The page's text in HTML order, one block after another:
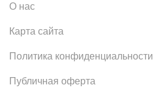
О нас
Карта сайта
Политика конфиденциальности
Публичная оферта